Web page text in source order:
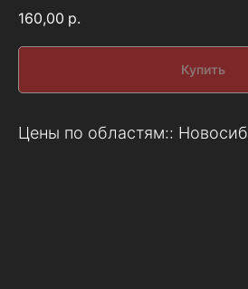
160,00 р.
Купить
Цены по областям::